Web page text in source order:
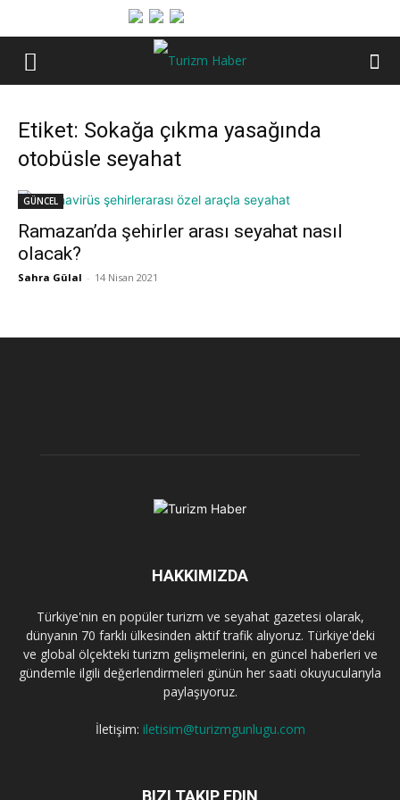
Etiket: Sokağa çıkma yasağında
otobüsle seyahat
GÜNCEL
Ramazan’da şehirler arası seyahat nasıl
olacak?
Sahra Gülal - 14 Nisan 2021
HAKKIMIZDA
Türkiye'nin en popüler turizm ve seyahat gazetesi olarak,
dünyanın 70 farklı ülkesinden aktif trafik alıyoruz. Türkiye'deki
ve global ölçekteki turizm gelişmelerini, en güncel haberleri ve
gündemle ilgili değerlendirmeleri günün her saati okuyucularıyla
paylaşıyoruz.
İletişim: iletisim@turizmgunlugu.com
BIZI TAKIP EDIN